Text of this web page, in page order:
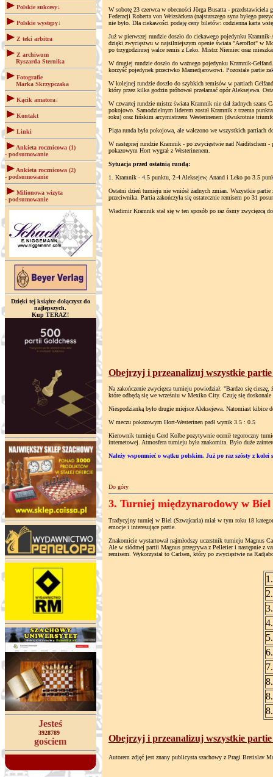
Polskie sukcesy↓
Polskie występy↓
Z teki arbitra
Z archiwum
Ryszarda Sternika
Fotografie
Marka Skrzypczaka
Kącik amatora↓
Kontakt
Linki
Ankieta rocznicowa (1)
- podsumowanie
Ankieta rocznicowa (2)
- podsumowanie
Milionowa wizyta
- podsumowanie
Dzięki tej książce dołączysz do
najlepszych.
Kup TERAZ!
Jesteś
3928789
gościem
W sobotę 23 czerwca w obecności Jörga Busatta -
Federacji Roberta von Weizsäckera (najstarszego syna byłego
nie było. Dla ciekawości podaję ceny biletów: codzienna karta
Już w pierwszej rundzie doszło do ciekawego pojedynku
dzięki zwycięstwu w najsilniejszym openie świata "Aeroflot" w
po trzygodzinnej walce remis z Leko. Mistrz Niemiec oraz
W drugiej rundzie doszło do ważnego pojedynku Kramnik-
korzyść pojedynek przeciwko Mamedjarowowi. Pozostałe partie
W kolejnej rundzie doszło do szybkich remisów w partiach
który przez kilka godzin próbował przełamać opór Aleksejewa.
W czwartej rundzie mistrz świata Kramnik nie dał żadnych szans
pokojowo. Samodzielnym liderem został Kramnik z trzema
roku) oraz fińskim arcymistrzem Westerinenem (dwukrotnie
Piąta runda była pokojowa, ale walczono we wszystkich partiach
W następnej rundzie Kramnik - po zwycięstwie nad Naiditschem -
pokazowym Hort wygrał z Westerinenem.
Sytuacja przed ostatnią rundą:
1. Kramnik - 4.5 punktu, 2-4 Aleksejew, Anand i Leko po 3.5
Ostatni dzień turnieju nie wniósł żadnych zmian. Wszystkie partie
przeciwnika. Partia zakończyła się ostatecznie remisem po 31
Władimir Kramnik stał się w ten sposób po raz ósmy zwycięzcą
Obejrzyj i przeanalizuj wszystkie
Na zakończenie zwycięzca turnieju powiedział: "Bardzo się
które odbędą się we wrześniu w Mexiko City. Czuję się
Niespodzianką było drugie miejsce Aleksejewa. Natomiast
W meczu pokazowym Hort-Westerinen padł wynik 3.5 : 0.5
Kierownik turnieju Gerd Kolbe pozytywnie ocenił tegoroczny
internetowej. Atmosfera turnieju była znakomita. Było duże
Należy wspomnieć o wątku polskim. Już po raz szósty z
Do góry
3. Turniej międzynarodowy w Biel
Tradycyjny turniej w Biel (Szwajcaria) miał w tym roku 18
emocje i interesujące partie.
Znakomicie wystartował najmłodszy uczestnik turnieju Magnus
Ale w siódmej partii Magnus przegrywa z Pelletier i następnie z
remisem. Wykorzystał to Carlsen, który po zwycięstwie na
1.
2.
3.
4.
5.
6.
7.
8.
8.
8.
Obejrzyj i przeanalizuj wszystkie
Autorem zdjęć jest znany publicysta szachowy z Pragi Bretislav